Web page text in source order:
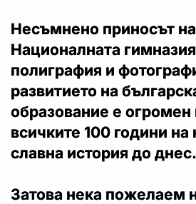
Н️есъмнено приносът на
Националната
полиграфия и
развитието на
образование е
всичките 100 години на
славна история до днес.
Затова нека пожелаем